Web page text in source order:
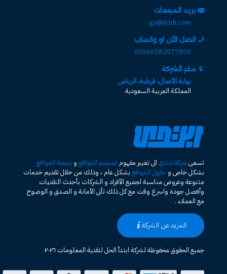
بريد المبيعات
go@ibtdi.com
اتصل الآن او واتساب
00966582577809
مقر الشركة
بوابة الأعمال، قرطبة، الرياض
المملكة العربية السعودية
تسعى شركة ابتدي الى تغيير مفهوم تصميم المواقع و برمجة المواقع
بشكل خاص و حلول المواقع بشكل عام ، وذلك من خلال تقديم خدمات
متنوعة وعروض مناسبة لجميع الأفراد و الشركات بأحدث التقنيات
وأفضل جودة واسرع وقت مع كل ذلك تأتى الأمانة و الصدق و الوضوح
مع العملاء .
المزيد عن الشركة
جميع الحقوق محفوظة لشركة ابتدأ الحل لتقنية المعلومات ٢٠٢٦